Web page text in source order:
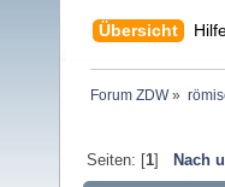
Übersicht
Forum ZDW»
Seiten: [1] Nach